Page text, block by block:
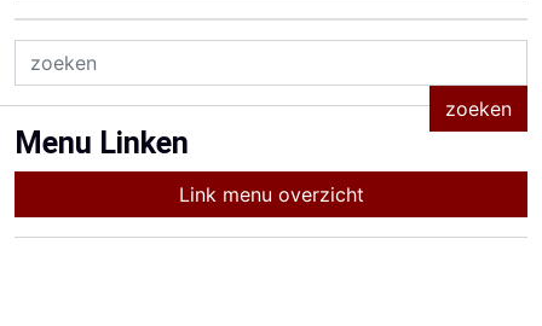
Menu Linken
Link menu overzicht